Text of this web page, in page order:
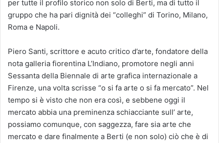
per tutte il profilo storico non solo di Berti, ma di tutto il
gruppo che ha pari dignità dei “colleghi” di Torino, Milano,
Roma e Napoli.
Piero Santi, scrittore e acuto critico d’arte, fondatore della
nota galleria fiorentina L’Indiano, promotore negli anni
Sessanta della Biennale di arte grafica internazionale a
Firenze, una volta scrisse “o si fa arte o si fa mercato”. Nel
tempo si è visto che non era così, e sebbene oggi il
mercato abbia una preminenza schiacciante sull’ arte,
possiamo comunque, con saggezza, fare sia arte che
mercato e dare finalmente a Berti (e non solo) ciò che è di